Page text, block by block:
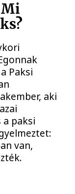
Mi
Paksi
aki
paksi
van,